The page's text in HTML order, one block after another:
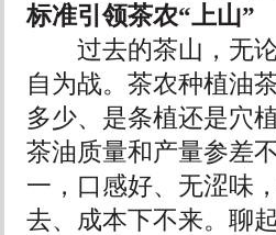
标准引领茶农“上山”
过去的茶山，无论
自为战。茶农种植油
多少、是条植还是穴
茶油质量和产量参差
一，口感好、无涩味
去、成本下不来。聊